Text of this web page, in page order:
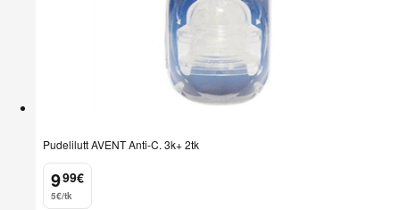
Pudelilutt AVENT Anti-C. 3k+ 2tk
9
. 99€
5€/tk